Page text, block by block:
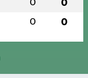
0 0
0 0